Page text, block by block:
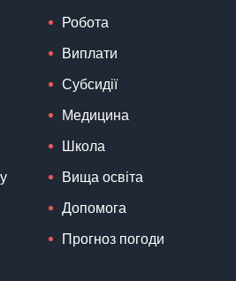
Робота
Виплати
Субсидії
Медицина
Школа
Вища освіта
Допомога
Прогноз погоди